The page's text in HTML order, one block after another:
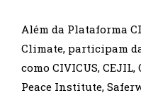
Além da Plataforma
Climate, participam
como CIVICUS,
Peace Institute,